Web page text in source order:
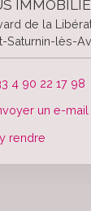
de la
Saturnin-lès-
4 90 22 17 98
un e-mail
rendre